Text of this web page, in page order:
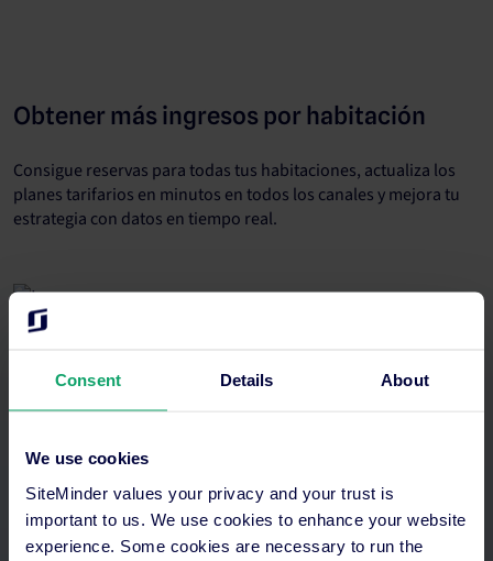
Consent Details About
We use cookies
SiteMinder values your privacy and your trust is
important to us. We use cookies to enhance your website
experience. Some cookies are necessary to run the
Obtener más ingresos por habitación
Consigue reservas para todas tus habitaciones, actualiza los
planes tarifarios en minutos en todos los canales y mejora tu
estrategia con datos en tiempo real.
Aprovechar tu tiempo al máximo
intégralos con la tecnología de la que ya dispones.Si necesitas
ayuda, recuerda que cuentas con equipos de integración y
asistencia.